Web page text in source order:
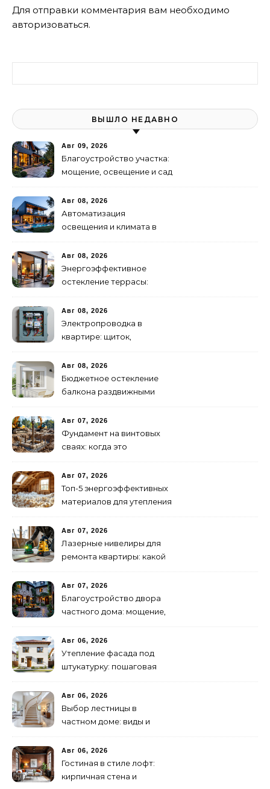
Для отправки комментария вам необходимо
авторизоваться.
ВЫШЛО НЕДАВНО
Авг 09, 2026
Благоустройство участка:
мощение, освещение и сад
Авг 08, 2026
Автоматизация
освещения и климата в
Авг 08, 2026
Энергоэффективное
остекление террасы:
Авг 08, 2026
Электропроводка в
квартире: щиток,
Авг 08, 2026
Бюджетное остекление
балкона раздвижными
Авг 07, 2026
Фундамент на винтовых
сваях: когда это
Авг 07, 2026
Топ-5 энергоэффективных
материалов для утепления
Авг 07, 2026
Лазерные нивелиры для
ремонта квартиры: какой
Авг 07, 2026
Благоустройство двора
частного дома: мощение,
Авг 06, 2026
Утепление фасада под
штукатурку: пошаговая
Авг 06, 2026
Выбор лестницы в
частном доме: виды и
Авг 06, 2026
Гостиная в стиле лофт:
кирпичная стена и